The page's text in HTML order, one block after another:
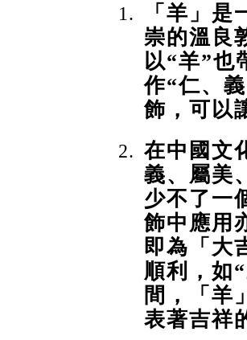
「羊」
崇的溫良
以“羊”也
作“仁、
飾，可以
在中國文
義、屬美
少不了一
飾中應用
即為「大
順利，如
間，「羊
表著吉祥